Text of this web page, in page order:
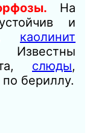
На
и
каолинит
слюды,
бериллу.